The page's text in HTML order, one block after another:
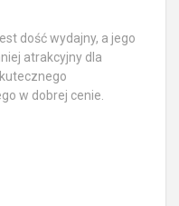
dość wydajny, a jego
atrakcyjny dla
w dobrej cenie.